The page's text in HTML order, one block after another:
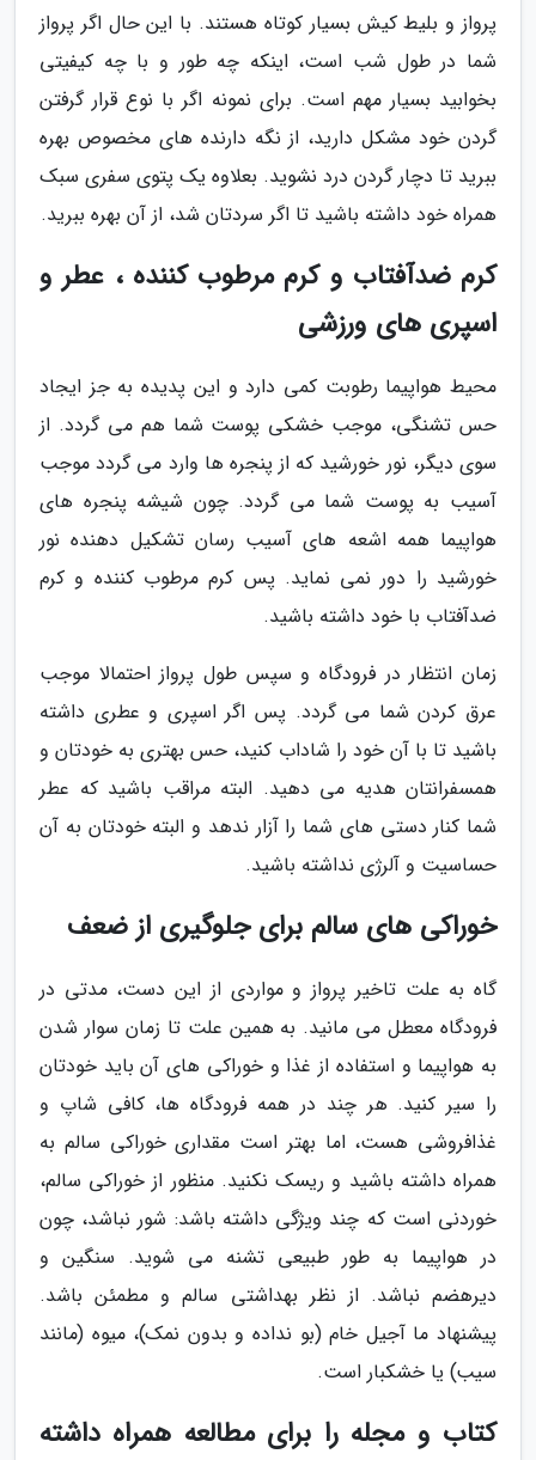
پرواز و بلیط کیش بسیار کوتاه هستند. با این حال اگر پرواز
شما در طول شب است، اینکه چه طور و با چه کیفیتی
بخوابید بسیار مهم است. برای نمونه اگر با نوع قرار گرفتن
گردن خود مشکل دارید، از نگه دارنده های مخصوص بهره
ببرید تا دچار گردن درد نشوید. بعلاوه یک پتوی سفری سبک
همراه خود داشته باشید تا اگر سردتان شد، از آن بهره ببرید.
کرم ضدآفتاب و کرم مرطوب کننده ، عطر و
اسپری های ورزشی
محیط هواپیما رطوبت کمی دارد و این پدیده به جز ایجاد
حس تشنگی، موجب خشکی پوست شما هم می گردد. از
سوی دیگر، نور خورشید که از پنجره ها وارد می گردد موجب
آسیب به پوست شما می گردد. چون شیشه پنجره های
هواپیما همه اشعه های آسیب رسان تشکیل دهنده نور
خورشید را دور نمی نماید. پس کرم مرطوب کننده و کرم
ضدآفتاب با خود داشته باشید.
زمان انتظار در فرودگاه و سپس طول پرواز احتمالا موجب
عرق کردن شما می گردد. پس اگر اسپری و عطری داشته
باشید تا با آن خود را شاداب کنید، حس بهتری به خودتان و
همسفرانتان هدیه می دهید. البته مراقب باشید که عطر
شما کنار دستی های شما را آزار ندهد و البته خودتان به آن
حساسیت و آلرژی نداشته باشید.
خوراکی های سالم برای جلوگیری از ضعف
گاه به علت تاخیر پرواز و مواردی از این دست، مدتی در
فرودگاه معطل می مانید. به همین علت تا زمان سوار شدن
به هواپیما و استفاده از غذا و خوراکی های آن باید خودتان
را سیر کنید. هر چند در همه فرودگاه ها، کافی شاپ و
غذافروشی هست، اما بهتر است مقداری خوراکی سالم به
همراه داشته باشید و ریسک نکنید. منظور از خوراکی سالم،
خوردنی است که چند ویژگی داشته باشد: شور نباشد، چون
در هواپیما به طور طبیعی تشنه می شوید. سنگین و
دیرهضم نباشد. از نظر بهداشتی سالم و مطمئن باشد.
پیشنهاد ما آجیل خام (بو نداده و بدون نمک)، میوه (مانند
سیب) یا خشکبار است.
کتاب و مجله را برای مطالعه همراه داشته